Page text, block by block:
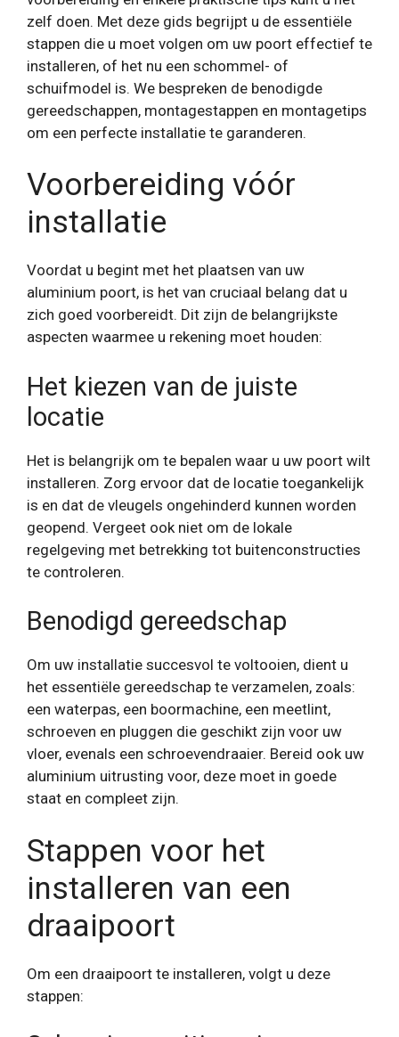
zelf doen. Met deze gids begrijpt u de essentiële
stappen die u moet volgen om uw poort effectief te
installeren, of het nu een schommel- of
schuifmodel is. We bespreken de benodigde
gereedschappen, montagestappen en montagetips
om een ​​perfecte installatie te garanderen.
Voorbereiding vóór
installatie
Voordat u begint met het plaatsen van uw
aluminium poort, is het van cruciaal belang dat u
zich goed voorbereidt. Dit zijn de belangrijkste
aspecten waarmee u rekening moet houden:
Het kiezen van de juiste
locatie
Het is belangrijk om te bepalen waar u uw poort wilt
installeren. Zorg ervoor dat de locatie toegankelijk
is en dat de vleugels ongehinderd kunnen worden
geopend. Vergeet ook niet om de lokale
regelgeving met betrekking tot buitenconstructies
te controleren.
Benodigd gereedschap
Om uw installatie succesvol te voltooien, dient u
het essentiële gereedschap te verzamelen, zoals:
een waterpas, een boormachine, een meetlint,
schroeven en pluggen die geschikt zijn voor uw
vloer, evenals een schroevendraaier. Bereid ook uw
aluminium uitrusting voor, deze moet in goede
staat en compleet zijn.
Stappen voor het
installeren van een
draaipoort
Om een ​​draaipoort te installeren, volgt u deze
stappen: